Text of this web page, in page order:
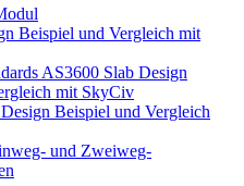
Beispiel und Vergleich mit
AS3600 Slab Design
mit SkyCiv
Beispiel und Vergleich
und Zweiweg-